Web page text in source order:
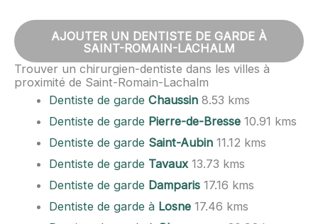
AJOUTER UN DENTISTE DE GARDE À
SAINT-ROMAIN-LACHALM
Trouver un chirurgien-dentiste dans les villes à
proximité de Saint-Romain-Lachalm
Dentiste de gardeChaussin 8.53 kms
Dentiste de garde Pierre-de-Bresse 10.91 kms
Dentiste de garde Saint-Aubin 11.12 kms
Dentiste de garde Tavaux13.73 kms
Dentiste de garde Damparis 17.16 kms
Dentiste de garde à Losne 17.46 kms